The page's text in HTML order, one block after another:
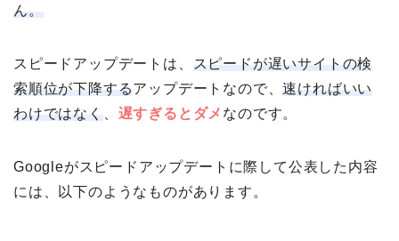
ん。
スピードアップデートは、
スピードが遅いサイトの検
索順位が下降するアップデートなので、速ければいい
わけではなく
遅すぎるとダメ なのです。
Googleがスピードアップデートに際して公表した内容
には、以下のようなものがあります。